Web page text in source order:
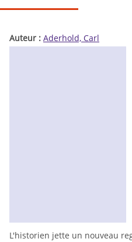
Auteur : Aderhold, Carl
L'historien jette un nouveau